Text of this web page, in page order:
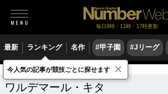
毎日6時・11時・17時更新
最新 ランキング 名作 #甲子園 #Jリーグ
ワルデマール・キタ 関連記事
ワルデマール・キタ
今人気の記事が競技ごとに探せます ×